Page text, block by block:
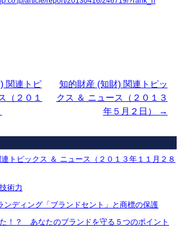
関連トピ
（２０１
知的財産 (知財) 関連トピッ
クス ＆ ニュース（２０１３
年５月２日）
→
トピックス ＆ ニュース（２０１３年１１月２８
術力
ンディング「ブランドセント」と商標の保護
！？ あなたのブランドを守る５つのポイント